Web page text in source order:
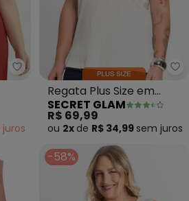
Cativa - Regata Plus Size
juros
Regata Plus Size em
Ribana Canelada (Bege)
SECRET GLAM
R$ 69,99
ou 2x de R$ 34,99 sem juros
-58%